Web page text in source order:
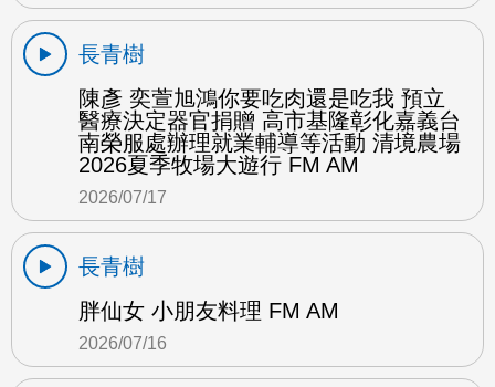
長青樹
陳彥 奕萱旭鴻你要吃肉還是吃我 預立
醫療決定器官捐贈 高市基隆彰化嘉義台
南榮服處辦理就業輔導等活動 清境農場
2026夏季牧場大遊行 FM AM
2026/07/17
長青樹
胖仙女 小朋友料理 FM AM
2026/07/16